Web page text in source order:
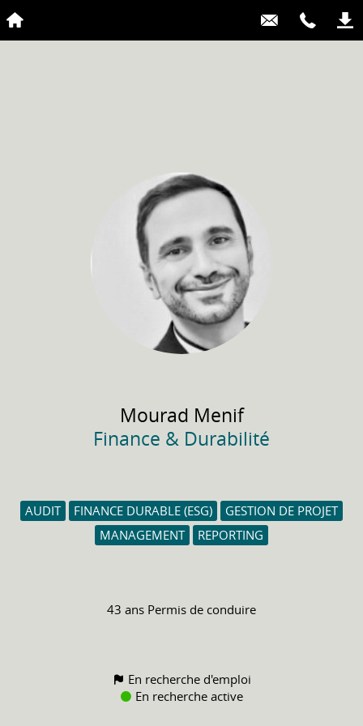
Mourad Menif
Finance & Durabilité
AUDIT FINANCE DURABLE (ESG)
GESTION DE PROJET
MANAGEMENT
REPORTING
43 ans Permis de conduire
En recherche d'emploi
En recherche active